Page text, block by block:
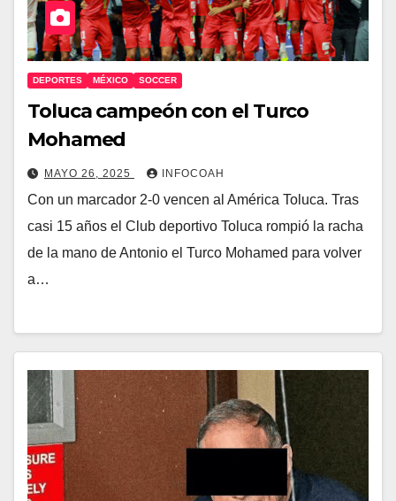
DEPORTES MÉXICO SOCCER
Toluca campeón con el Turco
Mohamed
MAYO 26, 2025 INFOCOAH
Con un marcador 2-0 vencen al América Toluca. Tras
casi 15 años el Club deportivo Toluca rompió la racha
de la mano de Antonio el Turco Mohamed para volver
a…